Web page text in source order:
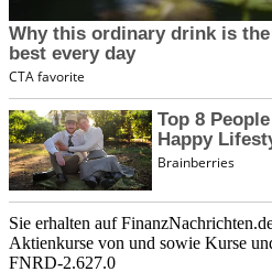
Sie erhalten auf
Aktienkurse von und sowie Kurse
FNRD-2.627.0